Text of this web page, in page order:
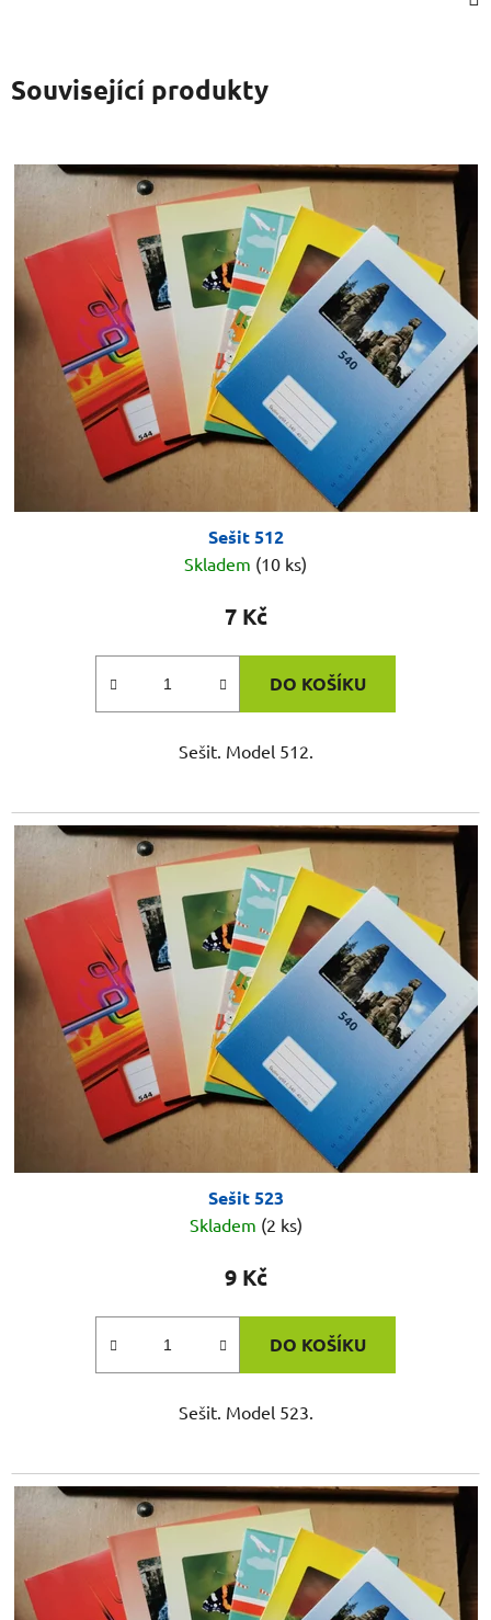
Související produkty
Sešit 512
Skladem (10 ks)
7 Kč
DO KOŠÍKU
Sešit. Model 512.
Sešit 523
Skladem (2 ks)
9 Kč
DO KOŠÍKU
Sešit. Model 523.